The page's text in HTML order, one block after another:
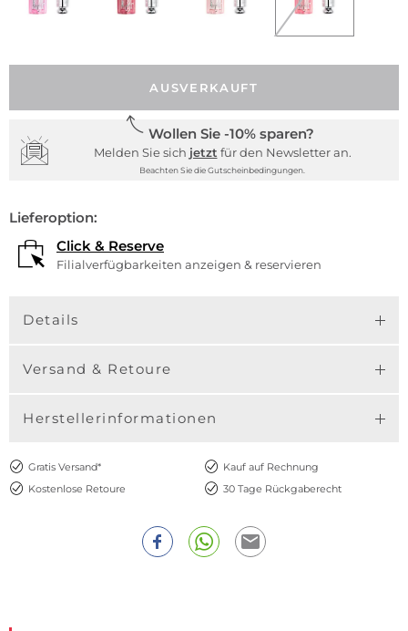
AUSVERKAUFT
Wollen Sie -10% sparen?
Melden Sie sich jetzt für den Newsletter an.
Beachten Sie die Gutscheinbedingungen.
Lieferoption:
Click & Reserve
Filialverfügbarkeiten anzeigen & reservieren
Details
Versand & Retoure
Herstellerinformationen
Gratis Versand*
Kauf auf Rechnung
Kostenlose Retoure
30 Tage Rückgaberecht